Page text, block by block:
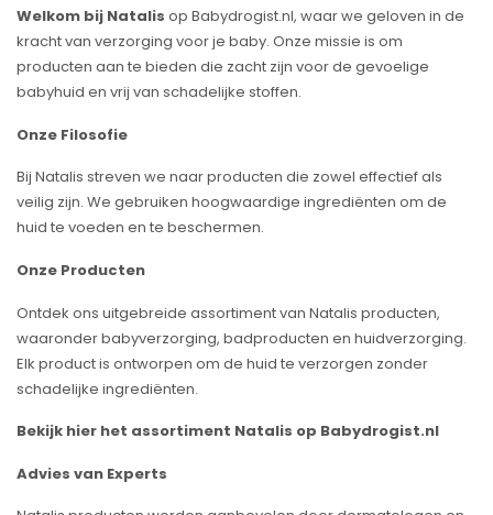
Welkom bij Natalis op Babydrogist.nl, waar we geloven in de
kracht van verzorging voor je baby. Onze missie is om
producten aan te bieden die zacht zijn voor de gevoelige
babyhuid en vrij van schadelijke stoffen.
Onze Filosofie
Bij Natalis streven we naar producten die zowel effectief als
veilig zijn. We gebruiken hoogwaardige ingrediënten om de
huid te voeden en te beschermen.
Onze Producten
Ontdek ons uitgebreide assortiment van Natalis producten,
waaronder babyverzorging, badproducten en huidverzorging.
Elk product is ontworpen om de huid te verzorgen zonder
schadelijke ingrediënten.
Bekijk hier het assortiment Natalis op Babydrogist.nl
Advies van Experts